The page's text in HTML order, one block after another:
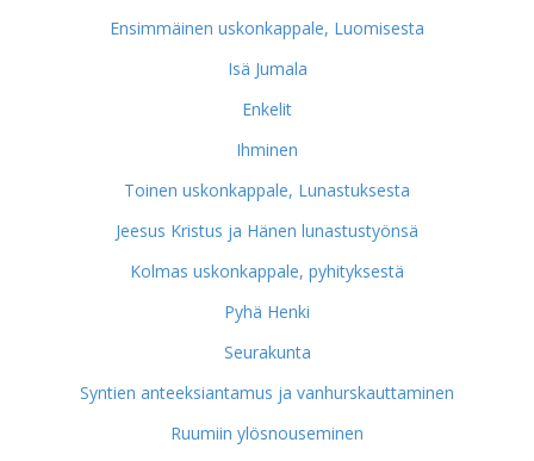
Ensimmäinen uskonkappale, Luomisesta
Isä Jumala
Enkelit
Ihminen
Toinen uskonkappale, Lunastuksesta
Jeesus Kristus ja Hänen lunastustyönsä
Kolmas uskonkappale, pyhityksestä
Pyhä Henki
Seurakunta
Syntien anteeksiantamus ja vanhurskauttaminen
Ruumiin ylösnouseminen